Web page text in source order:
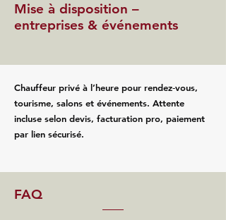
Mise à disposition –
entreprises & événements
Chauffeur privé à l’heure pour rendez‑vous,
tourisme, salons et événements. Attente
incluse selon devis, facturation pro, paiement
par lien sécurisé.
FAQ